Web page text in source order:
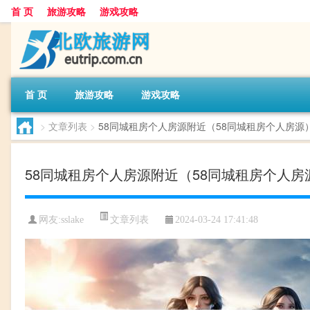
首 页 旅游攻略 游戏攻略
首 页 旅游攻略 游戏攻略
> 文章列表 > 58同城租房个人房源附近（58同城租房个人房源
58同城租房个人房源附近（58同城租房个人房
网友:sslake 文章列表 2024-03-24 17:41:48